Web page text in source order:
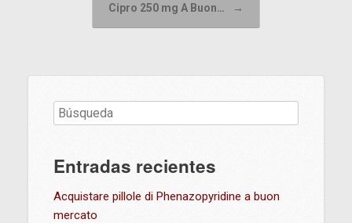
Cipro 250 mg A Buon… →
Entradas recientes
Acquistare pillole di Phenazopyridine a buon
mercato